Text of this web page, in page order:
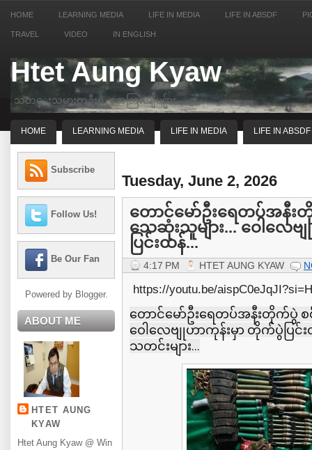
HOME LEARNING MEDIA LIFE IN MEDIA LIFE IN ABSDF
TRAVEL VIDEO IN ENGLISH
Htet Aung Kyaw
သတင္းသမားတဦးရဲ့ အေတြးအျမင္မ်ား
HOME LEARNING MEDIA LIFE IN MEDIA LIFE IN ABSDF
Subscribe
Follow Us!
Be Our Fan
Powered by Blogger.
ABOUT ME
HTET AUNG
KYAW
Htet Aung Kyaw @ Win
Tuesday, June 2, 2026
တောင်မော်ဦးရေတပ်အနီ
သေဆုံးသူများ... ဝေါလေ
ပြင်းထန်...
4:17 PM HTET AUNG KYAW
https://youtu.be/
တောင်မော်ဦးရေတပ်အနီးတိုက်ပွဲ
ဝေါလေဗျုဟာကုန်းမှာ တိုက်ပွဲပြင်
သတင်းများ...